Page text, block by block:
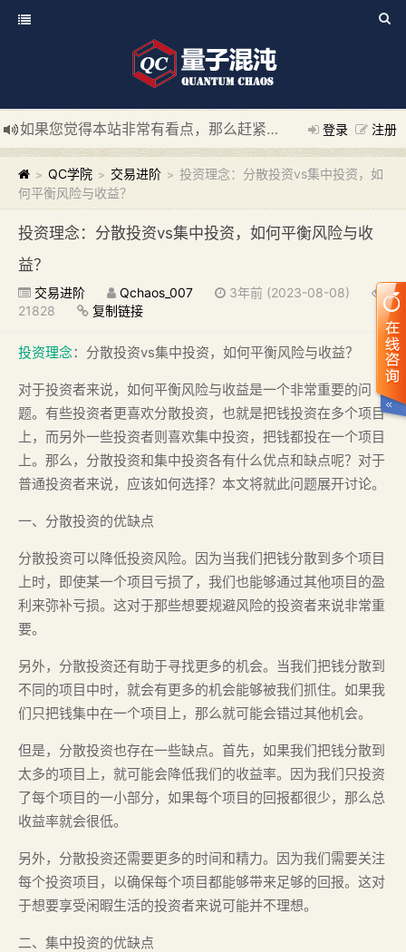
登录 注册
如果您觉得本站非常有看点，那么赶紧使用Ctrl+D 收藏我们吧
新添加量子混沌系统板块，欢迎大家访问！
---“量子混沌系
> QC学院 > 交易进阶 > 投资理念：分散投资vs集中投资，如
何平衡风险与收益？
投资理念：分散投资vs集中投资，如何平衡风险与收
益？
交易进阶 Qchaos_007
3年前 (2023-08-08)
21828
复制链接
投资理念：分散投资vs集中投资，如何平衡风险与收益？
对于投资者来说，如何平衡风险与收益是一个非常重要的问
题。有些投资者更喜欢分散投资，也就是把钱投资在多个项目
上，而另外一些投资者则喜欢集中投资，把钱都投在一个项目
上。那么，分散投资和集中投资各有什么优点和缺点呢？对于
普通投资者来说，应该如何选择？本文将就此问题展开讨论。
一、分散投资的优缺点
分散投资可以降低投资风险。因为当我们把钱分散到多个项目
上时，即使某一个项目亏损了，我们也能够通过其他项目的盈
利来弥补亏损。这对于那些想要规避风险的投资者来说非常重
要。
另外，分散投资还有助于寻找更多的机会。当我们把钱分散到
不同的项目中时，就会有更多的机会能够被我们抓住。如果我
们只把钱集中在一个项目上，那么就可能会错过其他机会。
但是，分散投资也存在一些缺点。首先，如果我们把钱分散到
太多的项目上，就可能会降低我们的收益率。因为我们只投资
了每个项目的一小部分，如果每个项目的回报都很少，那么总
收益率就会很低。
另外，分散投资还需要更多的时间和精力。因为我们需要关注
每个投资项目，以确保每个项目都能够带来足够的回报。这对
于想要享受闲暇生活的投资者来说可能并不理想。
二、集中投资的优缺点